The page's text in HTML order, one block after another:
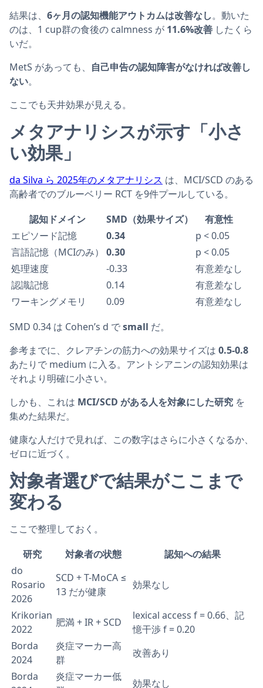
結果は、 6ヶ月の認知機能アウトカムは改善なし。動いた
のは、1 cup群の食後の calmness が 11.6%改善 したくら
いだ。
MetS があっても、 自己申告の認知障害がなければ改善し
ない。
ここでも天井効果が見える。
メタアナリシスが示す「小さ
い効果」
da Silva ら 2025年のメタアナリシス は、MCI/SCD のある
高齢者でのブルーベリー RCT を9件プールしている。
認知ドメイン
SMD（効果サイズ）
有意性
エピソード記憶
0.34
p < 0.05
言語記憶（MCIのみ）
0.30
p < 0.05
処理速度
-0.33
有意差なし
認識記憶
0.14
有意差なし
ワーキングメモリ
0.09
有意差なし
SMD 0.34 は Cohen’s d でsmall だ。
参考までに、クレアチンの筋力への効果サイズは 0.5-0.8
あたりで medium に入る。アントシアニンの認知効果は
それより明確に小さい。
しかも、これは MCI/SCD がある人を対象にした研究 を
集めた結果だ。
健康な人だけで見れば、この数字はさらに小さくなるか、
ゼロに近づく。
対象者選びで結果がここまで
変わる
ここで整理しておく。
研究
対象者の状態
認知への結果
do
Rosario
2026
SCD + T-MoCA ≤
13 だが健康
効果なし
Krikorian
2022
肥満 + IR + SCD
lexical access f = 0.66、記
憶干渉 f = 0.20
Borda
2024
炎症マーカー高
群
改善あり
Borda
炎症マーカー低
効果なし